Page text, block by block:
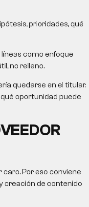
prioridades, qué
como enfoque
no relleno.
quedarse en el titular.
oportunidad puede
Por eso conviene
creación de contenido